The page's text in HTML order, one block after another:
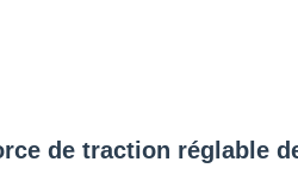
de traction réglable